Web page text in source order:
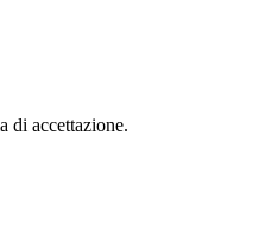
di accettazione.